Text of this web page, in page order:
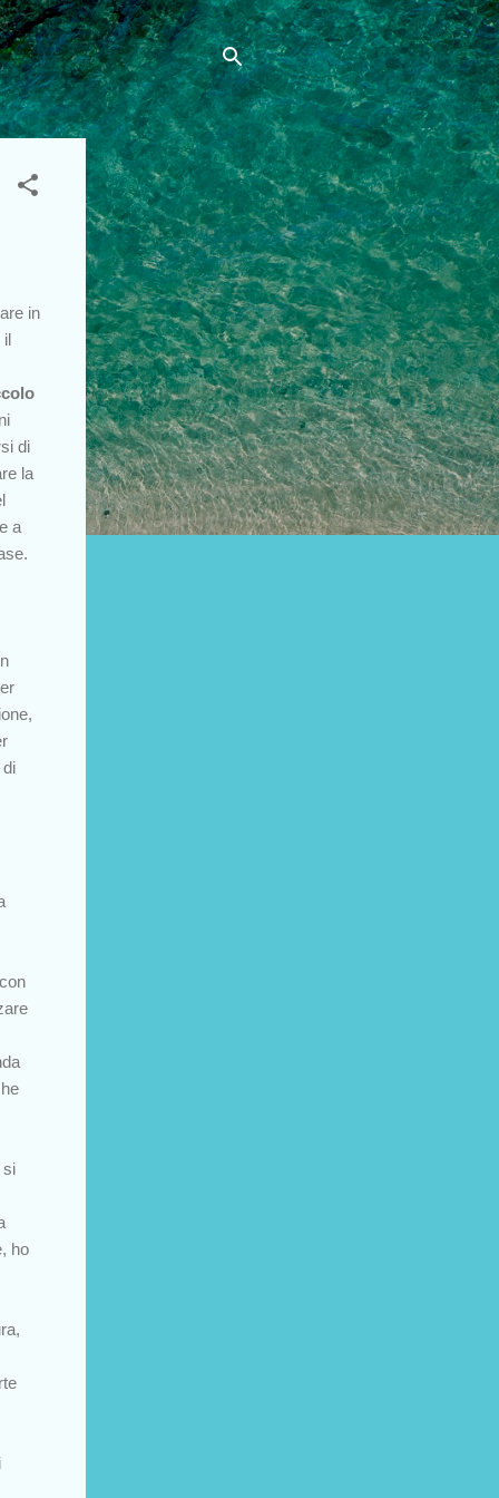
in
il
di
la
a
si
ho